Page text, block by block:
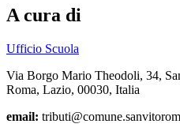
A cura di
Ufficio Scuola
Via Borgo Mario Theodoli, 34,
Roma, Lazio, 00030, Italia
email: